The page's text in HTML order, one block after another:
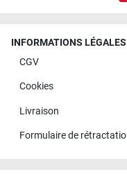
INFORMATIONS LÉGALES
CGV
Cookies
Livraison
Formulaire de